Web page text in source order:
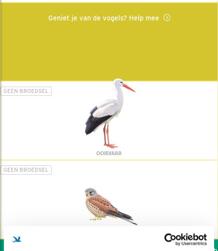
Geniet je van de vogels? Help mee
GEEN BROEDSEL
OOIEVAAR
GEEN BROEDSEL